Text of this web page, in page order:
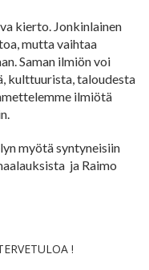
kierto. Jonkinlainen
mutta vaihtaa
Saman ilmiön voi
kulttuurista, taloudesta
ilmiötä
myötä syntyneisiin
ja Raimo
!